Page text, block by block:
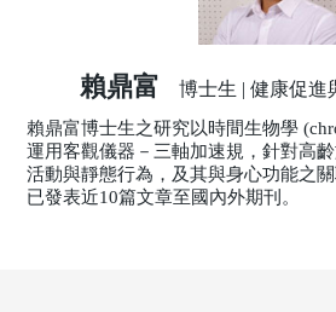
賴鼎富 博士生 | 健康促進
賴鼎富博士生之研究以時間生物學
運用客觀儀器－三軸加速規，針對高
活動與靜態行為，及其與身心功能之
已發表近10篇文章至國內外期刊。